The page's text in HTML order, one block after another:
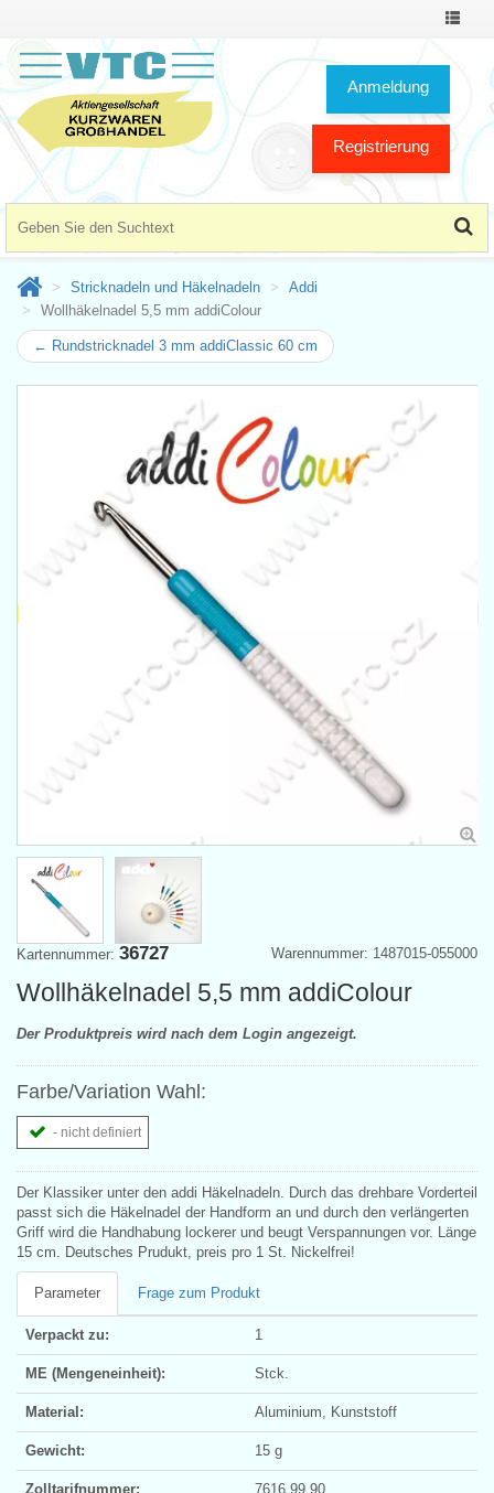
Toggle
Anmeldung
Registrierung
Stricknadeln und Häkelnadeln
Addi
Wollhäkelnadel 5,5 mm addiColour
← Rundstricknadel 3 mm addiClassic 60 cm
Warennummer: 1487015-055000
Kartennummer: 36727
Wollhäkelnadel 5,5 mm addiColour
Der Produktpreis wird nach dem Login angezeigt.
Farbe/Variation Wahl:
- nicht definiert
Der Klassiker unter den addi Häkelnadeln. Durch das drehbare Vorderteil
passt sich die Häkelnadel der Handform an und durch den verlängerten
Griff wird die Handhabung lockerer und beugt Verspannungen vor. Länge
15 cm. Deutsches Prudukt, preis pro 1 St. Nickelfrei!
Parameter Frage zum Produkt
Verpackt zu: 1
ME (Mengeneinheit): Stck.
Material: Aluminium, Kunststoff
Gewicht: 15 g
Zolltarifnummer: 7616 99 90